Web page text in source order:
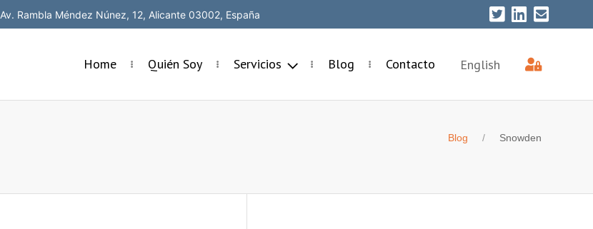
Av. Rambla Méndez Núnez, 12, Alicante 03002, España
Home Quién Soy Servicios Blog Contacto English
Blog Snowden